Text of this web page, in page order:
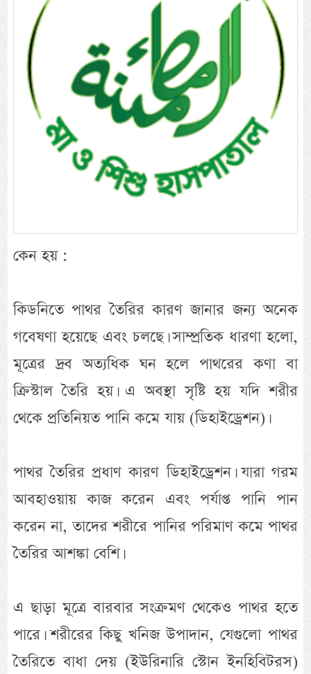
কেন হয় :
কিডনিতে পাথর তৈরির কারণ জানার জন্য অনেক
গবেষণা হয়েছে এবং চলছে। সাম্প্রতিক ধারণা হলো,
মূত্রের দ্রব অত্যধিক ঘন হলে পাথরের কণা বা
ক্রিস্টাল তৈরি হয়। এ অবস্থা সৃষ্টি হয় যদি শরীর
থেকে প্রতিনিয়ত পানি কমে যায় (ডিহাইড্রেশন)।
পাথর তৈরির প্রধাণ কারণ ডিহাইড্রেশন। যারা গরম
আবহাওয়ায় কাজ করেন এবং পর্যাপ্ত পানি পান
করেন না, তাদের শরীরে পানির পরিমাণ কমে পাথর
তৈরির আশঙ্কা বেশি।
এ ছাড়া মূত্রে বারবার সংক্রমণ থেকেও পাথর হতে
পারে। শরীরের কিছু খনিজ উপাদান, যেগুলো পাথর
তৈরিতে বাধা দেয় (ইউরিনারি স্টোন ইনহিবিটরস)